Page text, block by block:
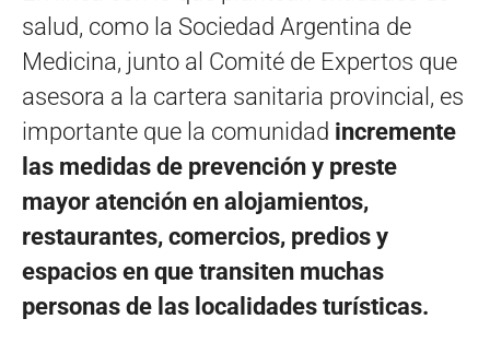
salud, como la Sociedad Argentina de
Medicina, junto al Comité de Expertos que
asesora a la cartera sanitaria provincial, es
importante que la comunidad incremente
las medidas de prevención y preste
mayor atención en alojamientos,
restaurantes, comercios, predios y
espacios en que transiten muchas
personas de las localidades turísticas.